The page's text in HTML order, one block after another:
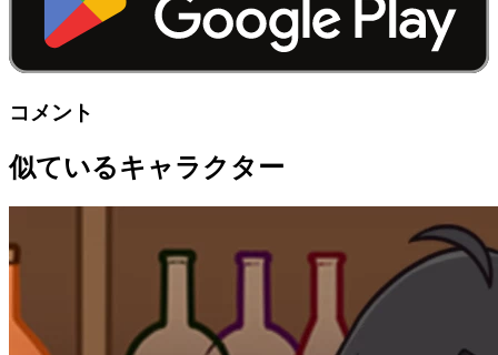
コメント
似ているキャラクター